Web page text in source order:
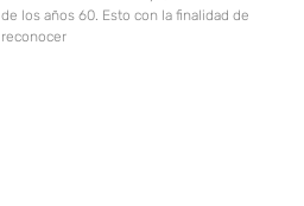
de los años 60. Esto con la finalidad de
reconocer